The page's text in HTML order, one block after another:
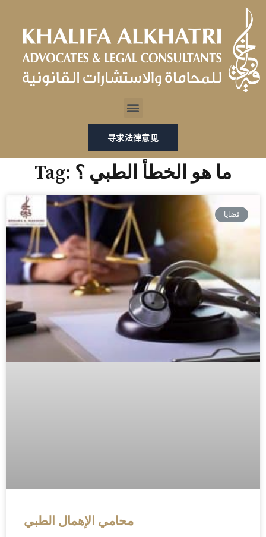
Menu
寻求法律意见
Tag: ما هو الخطأ الطبي ؟
قضايا
محامي الإهمال الطبي